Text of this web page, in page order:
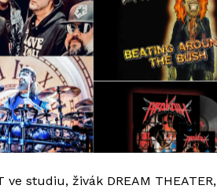
ve studiu, živák DREAM THEATER,